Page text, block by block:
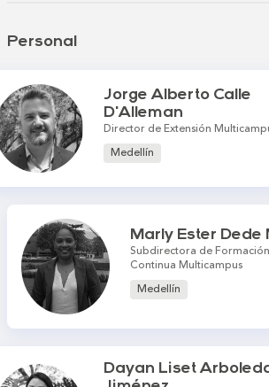
Personal
Jorge Alberto Calle
D'Alleman
Director de Extensión
Medellín
Marly Ester Dede
Subdirectora de Formación
Continua Multicampus
Medellín
Dayan Liset